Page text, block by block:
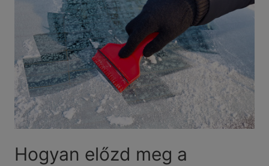
autóban
télen
Hogyan előzd meg a